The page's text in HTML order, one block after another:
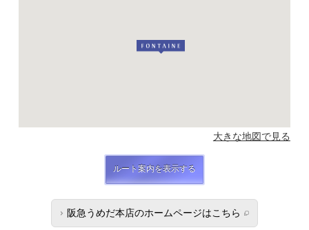
大きな地図で見る
ルート案内を表示する
阪急うめだ本店のホームページはこちら